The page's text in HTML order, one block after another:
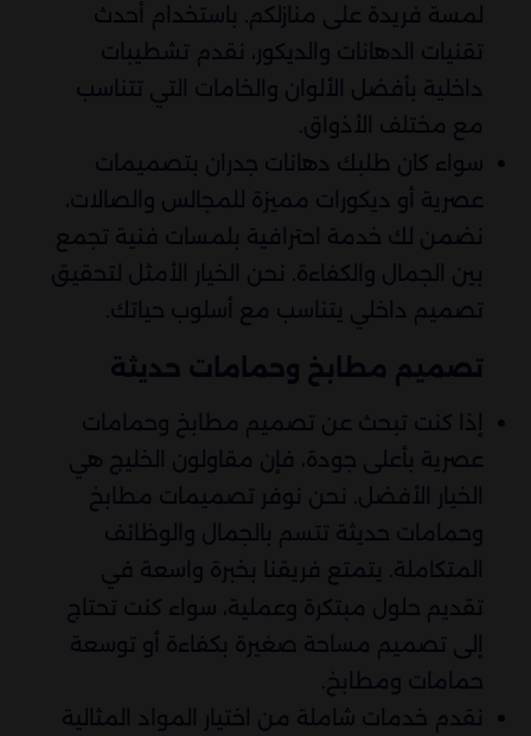
لمسة فريدة على منازلكم. باستخدام أحدث
تقنيات الدهانات والديكور، نقدم تشطيبات
داخلية بأفضل الألوان والخامات التي تتناسب
مع مختلف الأذواق.
سواء كان طلبك دهانات جدران بتصميمات
عصرية أو ديكورات مميزة للمجالس والصالات،
نضمن لك خدمة احترافية بلمسات فنية تجمع
بين الجمال والكفاءة. نحن الخيار الأمثل لتحقيق
تصميم داخلي يتناسب مع أسلوب حياتك.
تصميم مطابخ وحمامات حديثة
إذا كنت تبحث عن تصميم مطابخ وحمامات
عصرية بأعلى جودة، فإن مقاولون الخليج هي
الخيار الأفضل. نحن نوفر تصميمات مطابخ
وحمامات حديثة تتسم بالجمال والوظائف
المتكاملة. يتمتع فريقنا بخبرة واسعة في
تقديم حلول مبتكرة وعملية، سواء كنت تحتاج
إلى تصميم مساحة صغيرة بكفاءة أو توسعة
حمامات ومطابخ.
نقدم خدمات شاملة من اختيار المواد المثالية